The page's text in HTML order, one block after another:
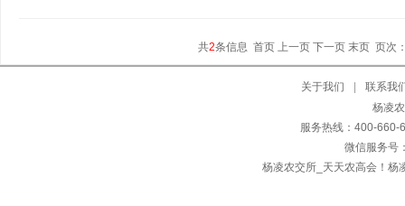
共2条信息 首页 上一页 下一页 末页 页次
关于我们
联系我
杨凌
服务热线：400-660-
微信服务号
杨凌农交所_天天农高会！杨